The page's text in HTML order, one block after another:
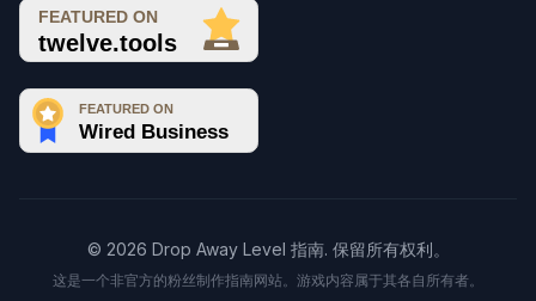
© 2026 Drop Away Level 指南. 保留所有权利。
这是一个非官方的粉丝制作指南网站。游戏内容属于其各自所有者。